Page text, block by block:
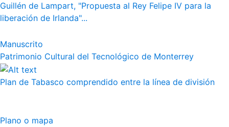
Guillén de Lampart, "Propuesta al Rey Felipe IV para la
liberación de Irlanda"...
Manuscrito
Patrimonio Cultural del Tecnológico de Monterrey
Plan de Tabasco comprendido entre la línea de división
Plano o mapa